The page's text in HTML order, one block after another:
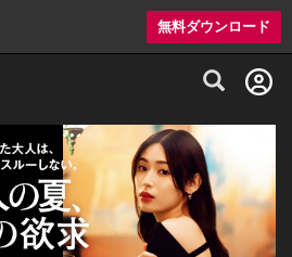
無料ダウンロード
グルメ情報・プレミアムレストラン予約